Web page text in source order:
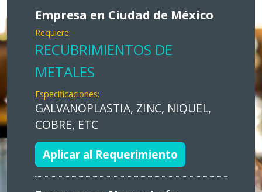
Empresa en Ciudad de México
Requiere:
RECUBRIMIENTOS DE
METALES
Especificaciones:
GALVANOPLASTIA, ZINC, NIQUEL,
COBRE, ETC
Aplicar al Requerimiento